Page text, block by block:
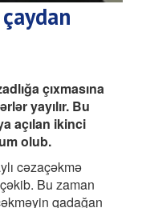
çıxmasına
yayılır. Bu
açılan ikinci
olub.
cəzaçəkmə
Bu zaman
qadağan